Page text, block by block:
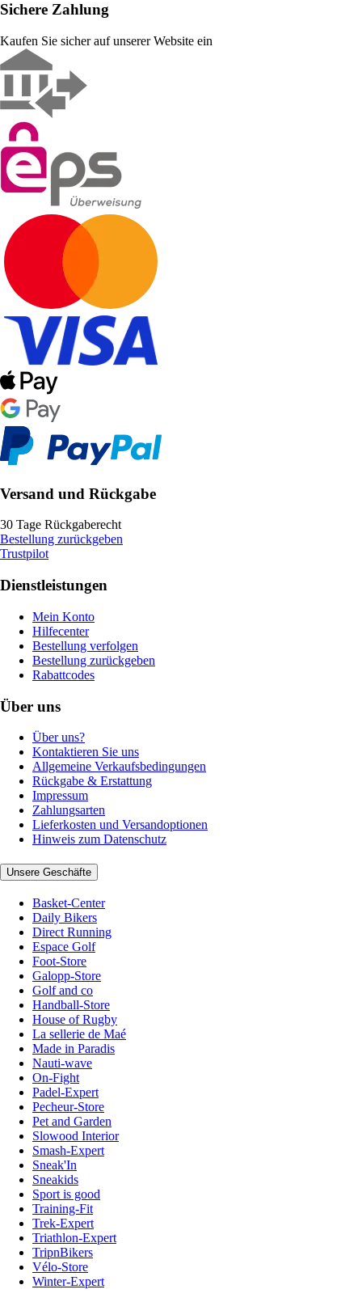
Sichere Zahlung
Kaufen Sie sicher auf unserer Website ein
Versand und Rückgabe
30 Tage Rückgaberecht
Bestellung zurückgeben
Trustpilot
Dienstleistungen
Mein Konto
Hilfecenter
Bestellung verfolgen
Bestellung zurückgeben
Rabattcodes
Über uns
Über uns?
Kontaktieren Sie uns
Allgemeine Verkaufsbedingungen
Rückgabe & Erstattung
Impressum
Zahlungsarten
Lieferkosten und Versandoptionen
Hinweis zum Datenschutz
Unsere Geschäfte
Basket-Center
Daily Bikers
Direct Running
Espace Golf
Foot-Store
Galopp-Store
Golf and co
Handball-Store
House of Rugby
La sellerie de Maé
Made in Paradis
Nauti-wave
On-Fight
Padel-Expert
Pecheur-Store
Pet and Garden
Slowood Interior
Smash-Expert
Sneak'In
Sneakids
Sport is good
Training-Fit
Trek-Expert
Triathlon-Expert
TripnBikers
Vélo-Store
Winter-Expert